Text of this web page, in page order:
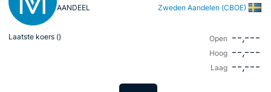
AANDEEL
Zweden Aandelen (CBOE)
Laatste koers () Open --,---
Hoog --,---
Laag --,---